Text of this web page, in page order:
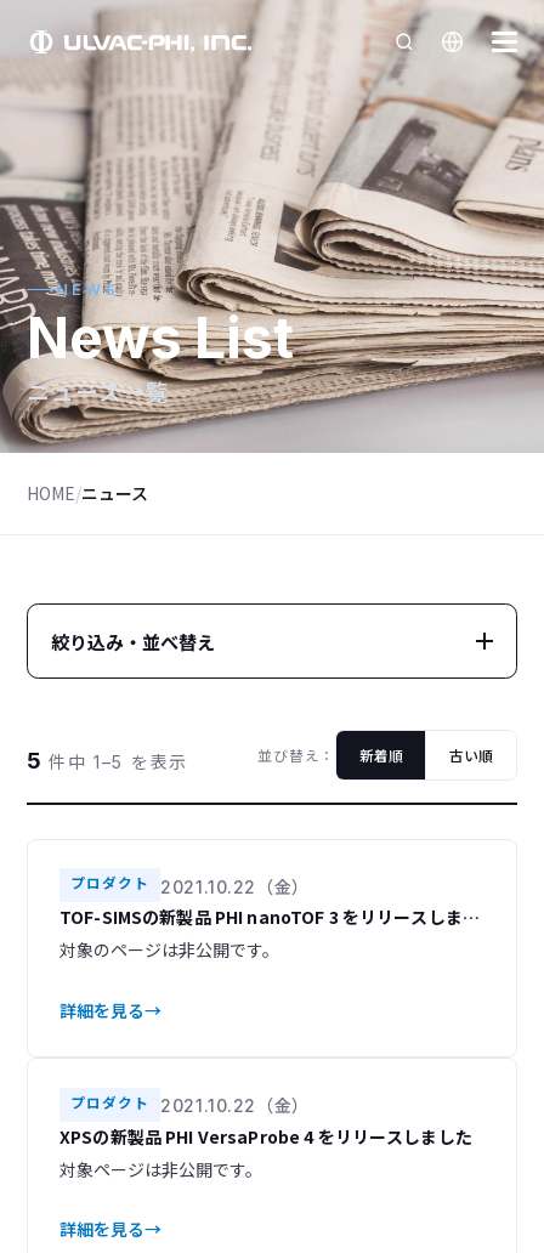
NEWS
News List
ニュース一覧
HOME/ニュース
絞り込み・並べ替え
すべて レポート 16
トピックス プロダクト
イベント
2024 3 2023
5 件中 1–5 を表示 並び替え： 新着順 古い順
プロダクト 2021.10.22（金）
TOF-SIMSの新製品 PHI nanoTOF 3 をリリースしまし
た
対象のページは非公開です。
詳細を見る
プロダクト 2021.10.22（金）
XPSの新製品 PHI VersaProbe 4 をリリースしました
対象ページは非公開です。
詳細を見る